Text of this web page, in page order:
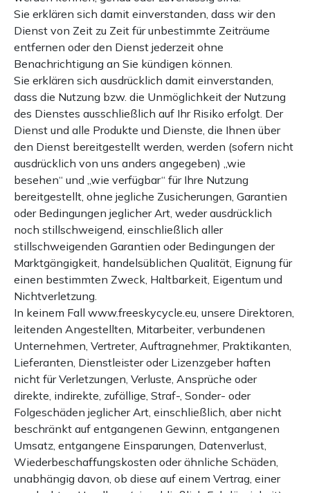
Sie erklären sich damit einverstanden, dass wir den
Dienst von Zeit zu Zeit für unbestimmte Zeiträume
entfernen oder den Dienst jederzeit ohne
Benachrichtigung an Sie kündigen können.
Sie erklären sich ausdrücklich damit einverstanden,
dass die Nutzung bzw. die Unmöglichkeit der Nutzung
des Dienstes ausschließlich auf Ihr Risiko erfolgt. Der
Dienst und alle Produkte und Dienste, die Ihnen über
den Dienst bereitgestellt werden, werden (sofern nicht
ausdrücklich von uns anders angegeben) „wie
besehen“ und „wie verfügbar“ für Ihre Nutzung
bereitgestellt, ohne jegliche Zusicherungen, Garantien
oder Bedingungen jeglicher Art, weder ausdrücklich
noch stillschweigend, einschließlich aller
stillschweigenden Garantien oder Bedingungen der
Marktgängigkeit, handelsüblichen Qualität, Eignung für
einen bestimmten Zweck, Haltbarkeit, Eigentum und
Nichtverletzung.
In keinem Fall www.freeskycycle.eu, unsere Direktoren,
leitenden Angestellten, Mitarbeiter, verbundenen
Unternehmen, Vertreter, Auftragnehmer, Praktikanten,
Lieferanten, Dienstleister oder Lizenzgeber haften
nicht für Verletzungen, Verluste, Ansprüche oder
direkte, indirekte, zufällige, Straf-, Sonder- oder
Folgeschäden jeglicher Art, einschließlich, aber nicht
beschränkt auf entgangenen Gewinn, entgangenen
Umsatz, entgangene Einsparungen, Datenverlust,
Wiederbeschaffungskosten oder ähnliche Schäden,
unabhängig davon, ob diese auf einem Vertrag, einer